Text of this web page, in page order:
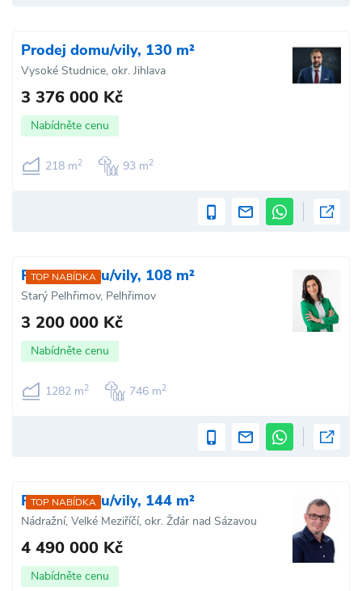
Prodej domu/vily, 130 m²
Vysoké Studnice, okr. Jihlava
3 376 000 Kč
Nabídněte cenu
218 m2 93 m2
TOP NABÍDKA
Prodej domu/vily, 108 m²
Starý Pelhřimov, Pelhřimov
3 200 000 Kč
Nabídněte cenu
1282 m2 746 m2
TOP NABÍDKA
Prodej domu/vily, 144 m²
Nádražní, Velké Meziříčí, okr. Žďár nad Sázavou
4 490 000 Kč
Nabídněte cenu